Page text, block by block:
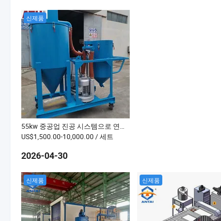
신제품
55kw 중공업 진공 시스템으로 연마재를 수집하고 재생하기
US$1,500.00-10,000.00 / 세트
2026-04-30
신제품 신제품